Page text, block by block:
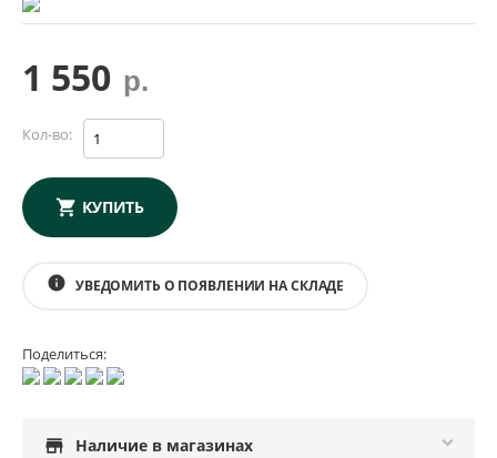
1 550 р.
Кол-во:
КУПИТЬ
info УВЕДОМИТЬ О ПОЯВЛЕНИИ НА СКЛАДЕ
Поделиться:
store Наличие в магазинах